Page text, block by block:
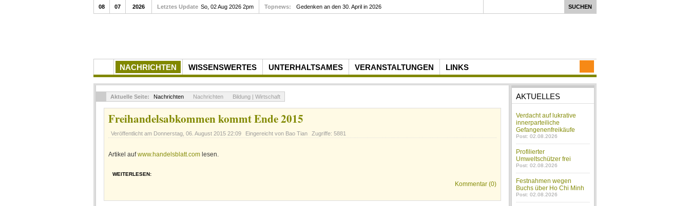
NACHRICHTEN WISSENSWERTES UNTERHALTSAMES VERANSTALTUNGEN LINKS
08 07 2026 Letztes Update So, 02 Aug 2026 2pm Topnews: Gedenken an den 30. April in 2026
Aktuelle Seite: Nachrichten Nachrichten Bildung | Wirtschaft
Freihandelsabkommen kommt Ende 2015
Veröffentlicht am Donnerstag, 06. August 2015 22:09 Eingereicht von Bao Tian Zugriffe: 5881
Artikel aufwww.handelsblatt.com lesen.
WEITERLESEN:
Kommentar (0)
AKTUELLES
Verdacht auf lukrative
innerparteiliche
Gefangenenfreikäufe
Post: 02.08.2026
Profilierter
Umweltschützer frei
Post: 02.08.2026
Festnahmen wegen
Buchs über Ho Chi Minh
Post: 02.08.2026